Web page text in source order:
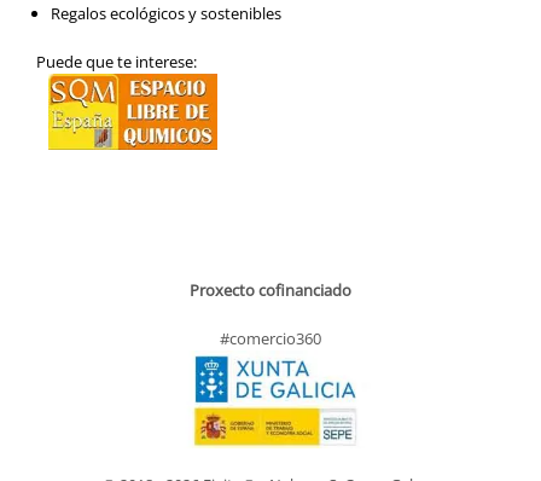
Regalos ecológicos y sostenibles
Puede que te interese:
Proxecto cofinanciado
#comercio360